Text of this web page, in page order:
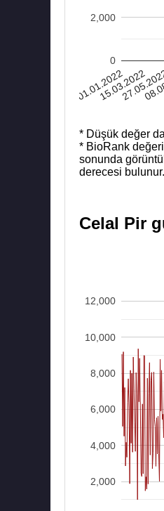
01.01.2022
15.03.2022
0
2,000
* Düşük değer
* BioRank
sonunda
derecesi
Celal Pir
2,000
4,000
6,000
8,000
10,000
12,000